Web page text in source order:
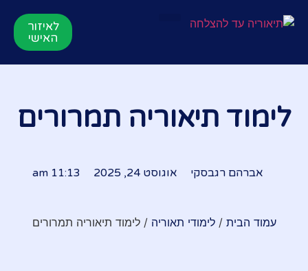
לאיזור
האישי
לימוד תיאוריה תמרורים
אברהם רגבסקי אוגוסט 24, 2025 11:13 am
עמוד הבית /לימודי תאוריה / לימוד תיאוריה תמרורים